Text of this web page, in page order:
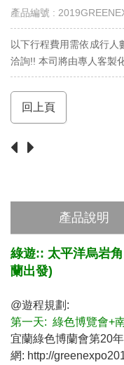
產品編號 :
以下行程費用需依成行
洽詢!! 本司將由專人客製
回上頁
產品說明
綠遊:: 太平洋烏岩
蘭出發)
@遊程規劃:
第一天: 綠色博覽會+
宜蘭綠色博蘭會第20
網: http://